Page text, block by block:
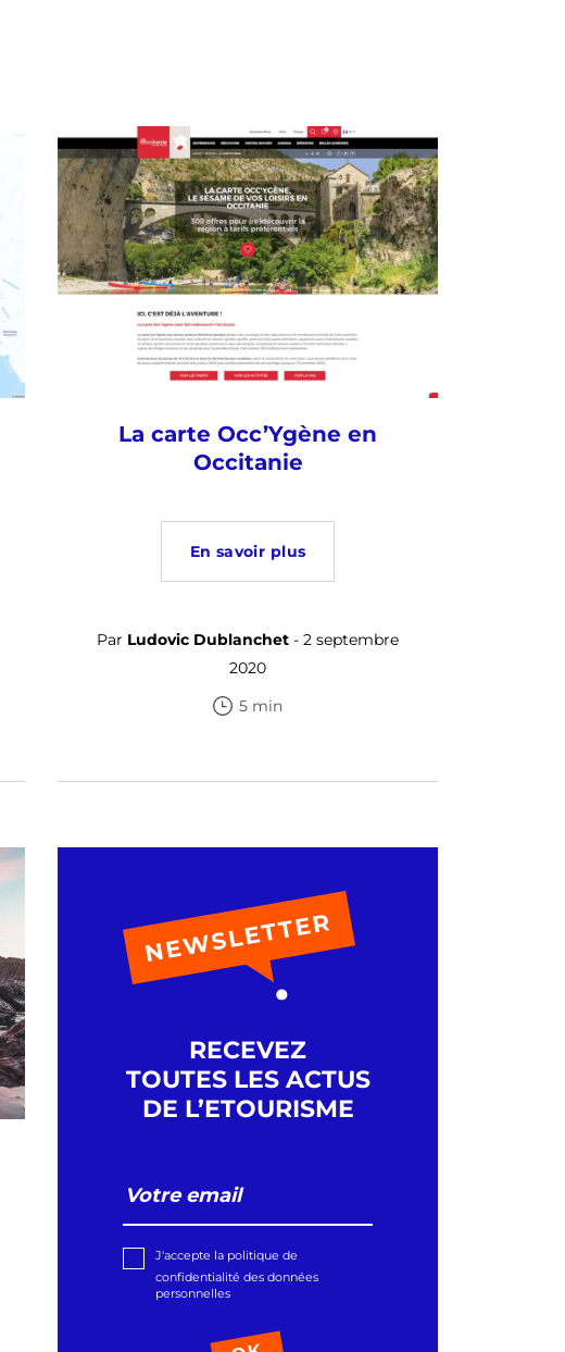
La carte Occ’Ygène en
Occitanie
En savoir plus
Par Ludovic Dublanchet - 2 septembre
2020
5 min
RECEVEZ
TOUTES LES ACTUS
DE L’ETOURISME
J'accepte la politique de
confidentialité des données
personnelles